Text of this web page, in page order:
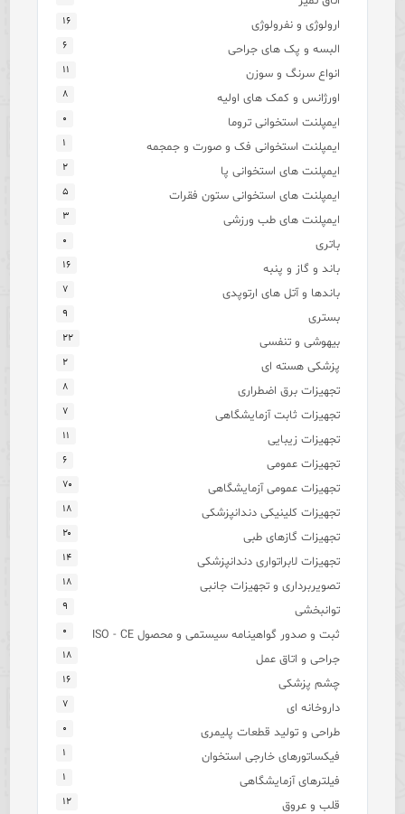
ارولوژی و نفرولوژی ۱۶
البسه و پک های جراحی ۶
انواع سرنگ و سوزن ۱۱
اورژانس و کمک های اولیه ۸
ایمپلنت استخوانی تروما ۰
ایمپلنت استخوانی فک و صورت و جمجمه ۱
ایمپلنت های استخوانی پا ۲
ایمپلنت های استخوانی ستون فقرات ۵
ایمپلنت های طب ورزشی ۳
باتری ۰
باند و گاز و پنبه ۱۶
باندها و آتل های ارتوپدی ۷
بستری ۹
بیهوشی و تنفسی ۲۲
پزشکی هسته ای ۲
تجهیزات برق اضطراری ۸
تجهیزات ثابت آزمایشگاهی ۷
تجهیزات زیبایی ۱۱
تجهیزات عمومی ۶
تجهیزات عمومی آزمایشگاهی ۷۰
تجهیزات کلینیکی دندانپزشکی ۱۸
تجهیزات گازهای طبی ۲۰
تجهیزات لابراتواری دندانپزشکی ۱۴
تصویربرداری و تجهیزات جانبی ۱۸
توانبخشی ۹
ثبت و صدور گواهینامه سیستمی و محصول ISO - CE ۰
جراحی و اتاق عمل ۱۸
چشم پزشکی ۱۶
داروخانه ای ۷
طراحی و تولید قطعات پلیمری ۰
فیکساتورهای خارجی استخوان ۱
فیلترهای آزمایشگاهی ۱
قلب و عروق ۱۲